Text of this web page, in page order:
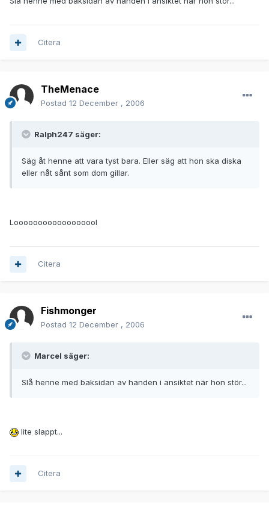
Citera
TheMenace
Postad 12 December , 2006
Ralph247 säger:
Säg åt henne att vara tyst bara. Eller säg att hon ska diska
eller nåt sånt som dom gillar.
Loooooooooooooooool
Citera
Fishmonger
Postad 12 December , 2006
Marcel säger:
Slå henne med baksidan av handen i ansiktet när hon stör...
lite slappt...
Citera